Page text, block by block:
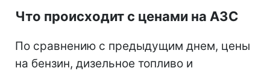
Что происходит с ценами на АЗС
По сравнению с предыдущим днем, цены
на бензин, дизельное топливо и